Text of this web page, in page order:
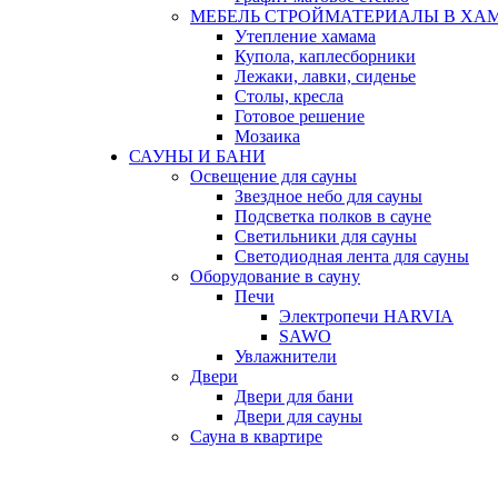
МЕБЕЛЬ СТРОЙМАТЕРИАЛЫ В
Утепление хамама
Купола, каплесборники
Лежаки, лавки, сиденье
Столы, кресла
Готовое решение
Мозаика
САУНЫ И БАНИ
Освещение для сауны
Звездное небо для сауны
Подсветка полков в сауне
Светильники для сауны
Светодиодная лента для сауны
Оборудование в сауну
Печи
Электропечи HARVIA
SAWO
Увлажнители
Двери
Двери для бани
Двери для сауны
Сауна в квартире